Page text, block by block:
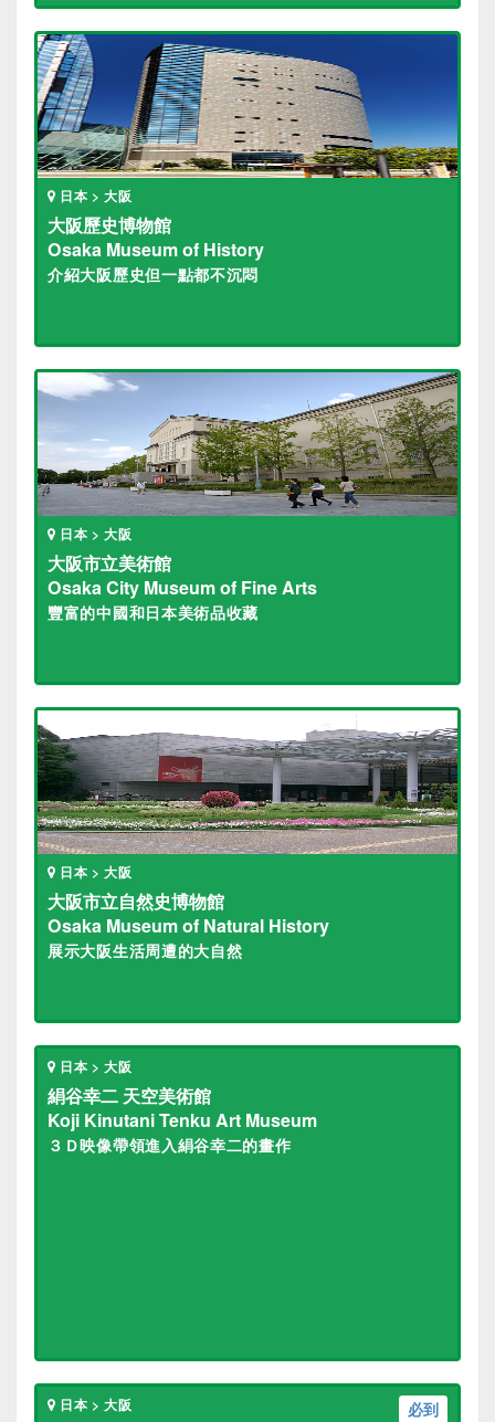
日本 > 大阪
大阪歷史博物館
Osaka Museum of History
介紹大阪歷史但一點都不沉悶
日本 > 大阪
大阪市立美術館
Osaka City Museum of Fine Arts
豐富的中國和日本美術品收藏
日本 > 大阪
大阪市立自然史博物館
Osaka Museum of Natural History
展示大阪生活周遭的大自然
日本 > 大阪
絹谷幸二 天空美術館
Koji Kinutani Tenku Art Museum
３Ｄ映像帶領進入絹谷幸二的畫作
必到
日本 > 大阪